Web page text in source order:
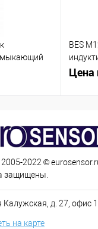
BES
Цена
2022 ©
защищены.
Калужская, д. 27, офис
на карте